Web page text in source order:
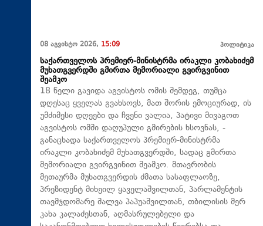
08 აგვისტო 2026, 15:09 პოლიტიკა
საქართველოს პრემიერ-მინისტრმა ირაკლი კობახიძემ
მუხათგვერდში გმირთა მემორიალი გვირგვინით
შეამკო
18 წელი გავიდა აგვისტოს ომის შემდეგ, თუმცა
დღესაც ყველას გვახსოვს, მათ შორის ემოციურად, ის
უმძიმესი დღეები და ჩვენი ვალია, პატივი მივაგოთ
აგვისტოს ომში დაღუპული გმირების ხსოვნას, -
განაცხადა საქართველოს პრემიერ-მინისტრმა
ირაკლი კობახიძემ მუხათგვერდში, სადაც გმირთა
მემორიალი გვირგვინით შეამკო. მთავრობის
მეთაურმა მუხათგვერდის ძმათა სასაფლაოზე,
პრეზიდენტ მიხეილ ყაველაშვილთან, პარლამენტის
თავმჯდომარე შალვა პაპუაშვილთან, თბილისის მერ
კახა კალაძესთან, აღმასრულებელი და